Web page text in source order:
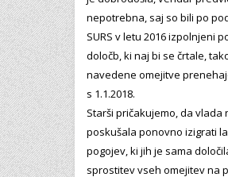
nepotrebna, saj so bili po
SURS v letu 2016 izpolnjeni
določb, ki naj bi se črtale,
navedene omejitve
s 1.1.2018.
Starši pričakujemo, da vlada
poskušala ponovno izigrati
pogojev, ki jih je sama
sprostitev vseh omejitev na